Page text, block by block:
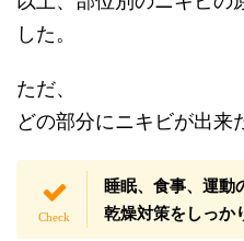
した。
ただ、
どの部分にニキビが出来
睡眠、食事、運動
乾燥対策をしっか